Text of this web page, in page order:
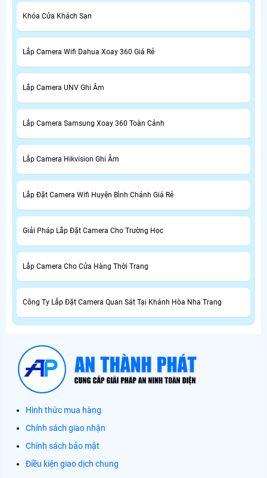
Khóa Cửa Khách Sạn
Lắp Camera Wifi Dahua Xoay 360 Giá Rẻ
Lắp Camera UNV Ghi Âm
Lắp Camera Samsung Xoay 360 Toàn Cảnh
Lắp Camera Hikvision Ghi Âm
Lắp Đặt Camera Wifi Huyện Bình Chánh Giá Rẻ
Giải Pháp Lắp Đặt Camera Cho Trường Học
Lắp Camera Cho Cửa Hàng Thời Trang
Công Ty Lắp Đặt Camera Quan Sát Tại Khánh Hòa Nha Trang
Hình thức mua hàng
Chính sách giao nhận
Chính sách bảo mật
Điều kiện giao dịch chung